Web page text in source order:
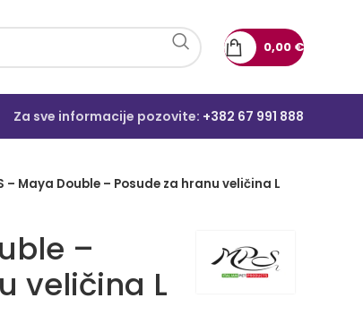
0,00 €
Za sve informacije pozovite: +382 67 991 888
– Maya Double – Posude za hranu veličina L
–
veličina L